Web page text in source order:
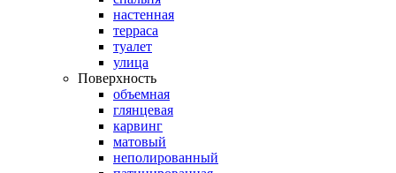
настенная
терраса
туалет
улица
Поверхность
объемная
глянцевая
карвинг
матовый
неполированный